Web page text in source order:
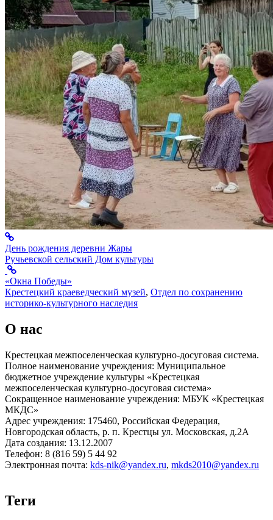
День рождения деревни Жары
Ручьевской сельский Дом культуры
«Окна Победы»
Крестецкий краеведческий музей, Отдел по сохранению
историко-культурного наследия
О нас
Крестецкая межпоселенческая культурно-досуговая система.
Полное наименование учреждения: Муниципальное
бюджетное учреждение культуры «Крестецкая
межпоселенческая культурно-досуговая система»
Сокращенное наименование учреждения: МБУК «Крестецкая
МКДС»
Адрес учреждения: 175460, Российская Федерация,
Новгородская область, р. п. Крестцы ул. Московская, д.2А
Дата создания: 13.12.2007
Телефон: 8 (816 59) 5 44 92
Электронная почта: kds-nik@yandex.ru, mkds2010@yandex.ru
Теги